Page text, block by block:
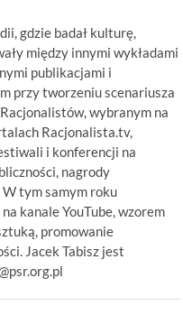
gdzie badał kulturę,
między innymi wykładami
publikacjami i
przy tworzeniu scenariusza
wybranym na
Racjonalista.tv,
i konferencji na
nagrody
W tym samym roku
kanale YouTube, wzorem
promowanie
Jacek Tabisz jest